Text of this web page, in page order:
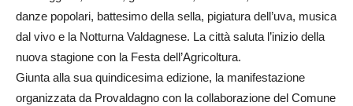
danze popolari, battesimo della sella, pigiatura dell’uva, musica
dal vivo e la Notturna Valdagnese. La città saluta l’inizio della
nuova stagione con la Festa dell’Agricoltura.
Giunta alla sua quindicesima edizione, la manifestazione
organizzata da Provaldagno con la collaborazione del Comune